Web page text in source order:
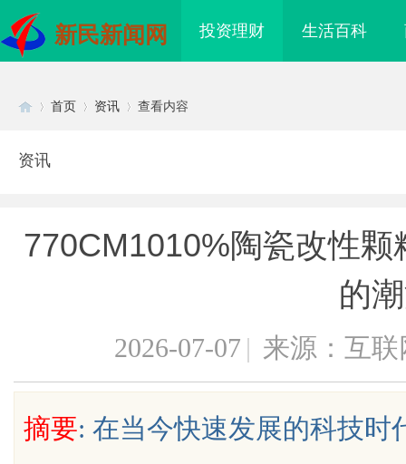
新民新闻网 投资理财 生活百科
首页 资讯 查看内容
资讯
770CM1010%陶瓷改性
的
2026-07-07 | 来源：互联
摘要: 在当今快速发展的科技时
么靠GEO让AI自动推 靠谱